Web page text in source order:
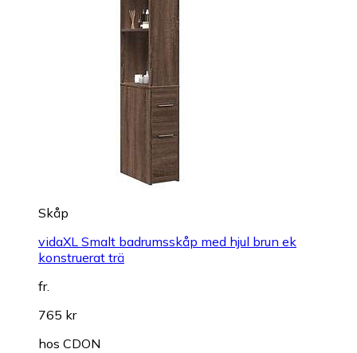
Skåp
vidaXL Smalt badrumsskåp med hjul brun ek
konstruerat trä
fr.
765 kr
hos CDON